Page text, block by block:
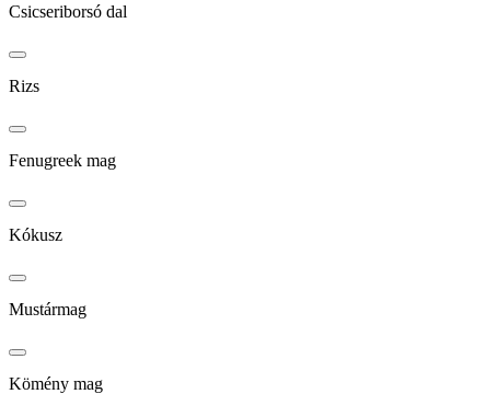
Csicseriborsó dal
Rizs
Fenugreek mag
Kókusz
Mustármag
Kömény mag